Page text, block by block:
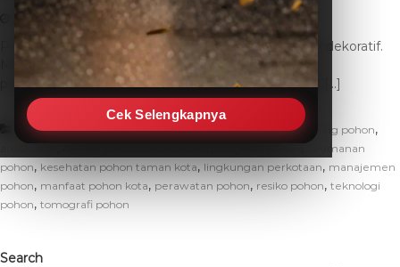
Cek Selengkapnya
May 18, 2026 THC SEO Leave a Comment
Pohon-pohon di taman kota bukan sekadar elemen dekoratif.
Mereka adalah paru-paru kota, penyedia keteduhan,
penyeimbang ekosistem mikro, dan bagian integral […]
Artikel alat deteks kesehatan pohon,alat monitoring pohon,
, keamanan
pohon, kesehatan pohon taman kota, lingkungan perkotaan, manajemen
pohon, manfaat pohon kota, perawatan pohon, resiko pohon, teknologi
pohon, tomografi pohon
Search